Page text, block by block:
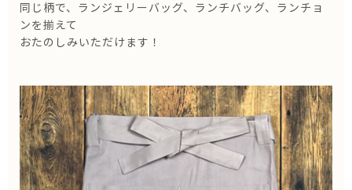
同じ柄で、ランジェリーバッグ、ランチバッグ、ランチョ
ンを揃えて
おたのしみいただけます！